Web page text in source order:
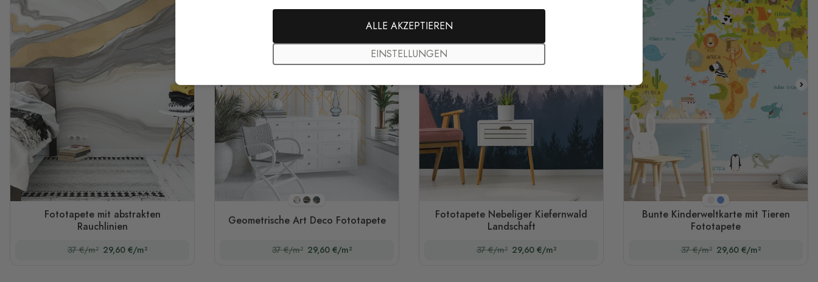
Fototapete mit abstrakten
Rauchlinien
37 €/m² 29,60 €/m²
Stil 1
Stil 2Stil 3
Geometrische Art Deco Fototapete
37 €/m² 29,60 €/m²
Fototapete Nebeliger Kiefernwald
Landschaft
37 €/m² 29,60 €/m²
Baby-Rosa
Blau
Bunte Kinderweltkarte mit Tieren
Fototapete
37 €/m² 29,60 €/m²
ALLE AKZEPTIEREN
EINSTELLUNGEN